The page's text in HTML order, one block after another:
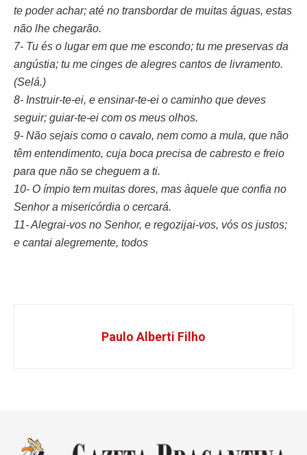
te poder achar; até no transbordar de muitas águas, estas
não lhe chegarão.
7- Tu és o lugar em que me escondo; tu me preservas da
angústia; tu me cinges de alegres cantos de livramento.
(Selá.)
8- Instruir-te-ei, e ensinar-te-ei o caminho que deves
seguir; guiar-te-ei com os meus olhos.
9- Não sejais como o cavalo, nem como a mula, que não
têm entendimento, cuja boca precisa de cabresto e freio
para que não se cheguem a ti.
10- O ímpio tem muitas dores, mas àquele que confia no
Senhor a misericórdia o cercará.
11- Alegrai-vos no Senhor, e regozijai-vos, vós os justos;
e cantai alegremente, todos
Paulo Alberti Filho